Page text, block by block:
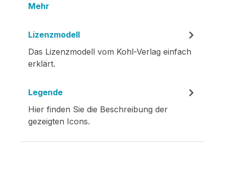
Mehr
Lizenzmodell
Das Lizenzmodell vom Kohl-Verlag einfach
erklärt.
Legende
Hier finden Sie die Beschreibung der
gezeigten Icons.